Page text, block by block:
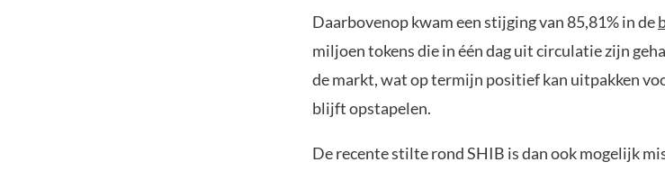
Daarbovenop kwam een stijging van 85,81% in de
miljoen tokens die in één dag uit circulatie zijn
de markt, wat op termijn positief kan uitpakken
blijft opstapelen.
De recente stilte rond SHIB is dan ook mogelijk